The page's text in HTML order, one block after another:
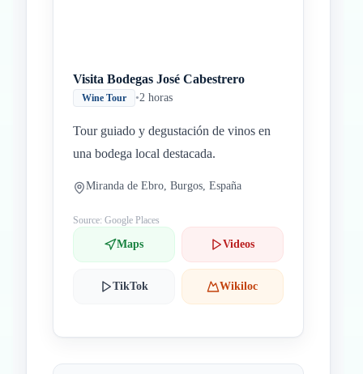
Visita Bodegas José Cabestrero
Wine Tour •2 horas
Tour guiado y degustación de vinos en
una bodega local destacada.
Miranda de Ebro, Burgos, España
Source: Google Places
Maps Videos
TikTok Wikiloc